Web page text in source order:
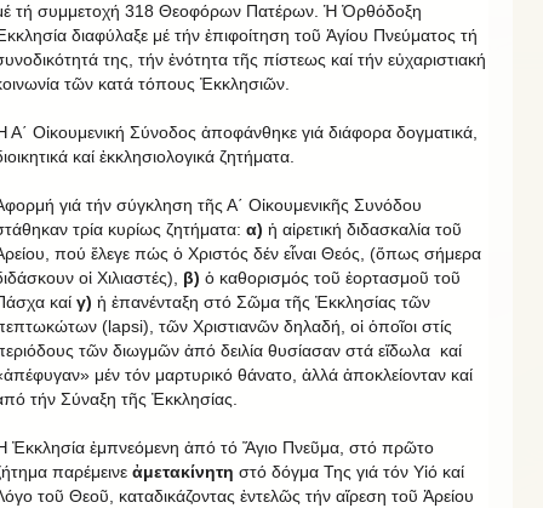
τή συμμετοχή 318 Θεοφόρων Πατέρων. Ἡ Ὀρθόδοξη
διαφύλαξε μέ τήν ἐπιφοίτηση τοῦ Ἁγίου Πνεύματος τή
της, τήν ἑνότητα τῆς πίστεως καί τήν εὐχαριστιακή
τῶν κατά τόπους Ἐκκλησιῶν.
Α΄ Οἰκουμενική Σύνοδος ἀποφάνθηκε γιά διάφορα δογματικά,
καί ἐκκλησιολογικά ζητήματα.
γιά τήν σύγκληση τῆς Α΄ Οἰκουμενικῆς Συνόδου
τρία κυρίως ζητήματα: α) ἡ αἱρετική διδασκαλία τοῦ
πού ἔλεγε πώς ὁ Χριστός δέν εἶναι Θεός, (ὅπως σήμερα
οἱ Χιλιαστές), β) ὁ καθορισμός τοῦ ἑορτασμοῦ τοῦ
καί γ) ἡ ἐπανένταξη στό Σῶμα τῆς Ἐκκλησίας τῶν
(lapsi), τῶν Χριστιανῶν δηλαδή, οἱ ὁποῖοι στίς
τῶν διωγμῶν ἀπό δειλία θυσίασαν στά εἴδωλα καί
μέν τόν μαρτυρικό θάνατο, ἀλλά ἀποκλείονταν καί
τήν Σύναξη τῆς Ἐκκλησίας.
Ἐκκλησία ἐμπνεόμενη ἀπό τό Ἅγιο Πνεῦμα, στό πρῶτο
παρέμεινε ἀμετακίνητη στό δόγμα Της γιά τόν Υἱό καί
τοῦ Θεοῦ, καταδικάζοντας ἐντελῶς τήν αἵρεση τοῦ Ἀρείου